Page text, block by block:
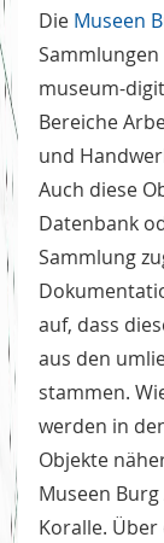
Die Museen
museum-
Bereiche
und
Auch diese
Datenbank
Sammlung
auf, dass
aus den
stammen.
werden in
Objekte
Museen
Koralle.